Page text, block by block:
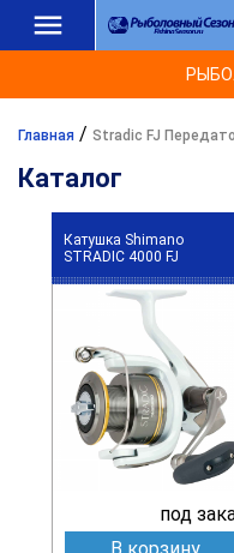
Главная / Stradic FJ
Каталог
Катушка Shimano
STRADIC 4000 FJ
под